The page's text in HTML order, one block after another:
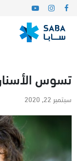
تسوس
سبتمبر 22, 2020